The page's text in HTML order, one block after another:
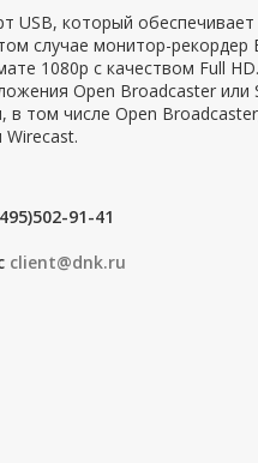
USB, который
случае монитор-рекордер
1080p с качеством Full
Open Broadcaster или
том числе Open
91-41
client@dnk.ru